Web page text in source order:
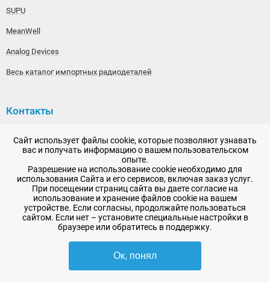
SUPU
MeanWell
Analog Devices
Весь каталог импортных радиодеталей
Контакты
192148, г. Санкт-Петербург, Железнодорожный проспект,
дом 36
+7 (812) 565-06-52
Время работы: пн-пт, 10:00 - 18:00
E-mail:sale@radioelementy.ru
2007 - 2026, ООО «РадиоЭлемент» © сайт носит информационный характер
Сайт использует файлы cookie, которые позволяют узнавать
вас и получать информацию о вашем пользовательском
опыте.
Разрешение на использование cookie необходимо для
использования Сайта и его сервисов, включая заказ услуг.
При посещении страниц сайта вы даете согласие на
использование и хранение файлов cookie на вашем
устройстве. Если согласны, продолжайте пользоваться
сайтом. Если нет – установите специальные настройки в
браузере или обратитесь в поддержку.
Ок, понял